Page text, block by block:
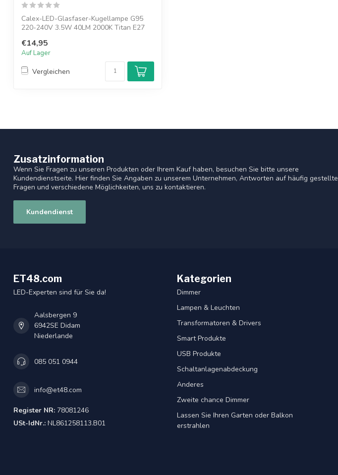
Calex-LED-Glasfaser-Kugellampe G95
220-240V 3.5W 40LM 2000K Titan E27
€14,95
Auf Lager
Vergleichen
Zusatzinformation
Wenn Sie Fragen zu unseren Produkten oder Ihrem Kauf haben, besuchen Sie bitte unsere
Kundendienstseite. Hier finden Sie Angaben zu unserem Unternehmen, Antworten auf häufig gestellte
Fragen und verschiedene Möglichkeiten, uns zu kontaktieren.
Kundendienst
ET48.com
LED-Experten sind für Sie da!
Aalsbergen 9
6942SE Didam
Niederlande
085 051 0944
info@et48.com
Register NR: 78081246
USt-IdNr.: NL861258113.B01
Kategorien
Dimmer
Lampen & Leuchten
Transformatoren & Drivers
Smart Produkte
USB Produkte
Schaltanlagenabdeckung
Anderes
Zweite chance Dimmer
Lassen Sie Ihren Garten oder Balkon
erstrahlen